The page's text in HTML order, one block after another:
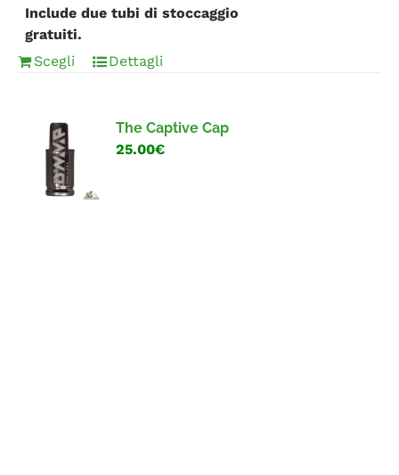
Include due tubi di stoccaggio
gratuiti.
Scegli
Dettagli
The Captive Cap
25.00€